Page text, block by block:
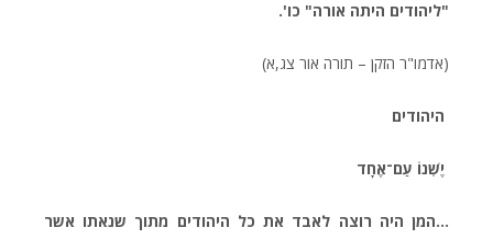
"ליהודים היתה אורה" כו'.
(אדמו"ר הזקן – תורה אור צג,א)
היהודים
יֶשְׁנוֹ עַם־אֶחָד
...המן היה רוצה לאבד את כל היהודים מתוך שנאתו אשר